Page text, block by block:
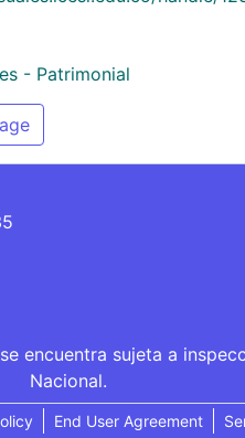
- Patrimonial
encuentra sujeta a
Nacional.
End User Agreement